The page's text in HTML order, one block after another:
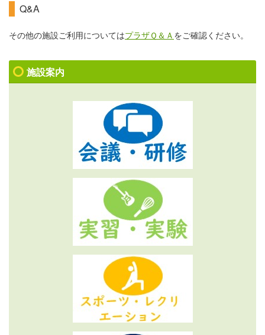
Q&A
その他の施設ご利用についてはプラザＱ＆Ａ をご確認ください。
施設案内